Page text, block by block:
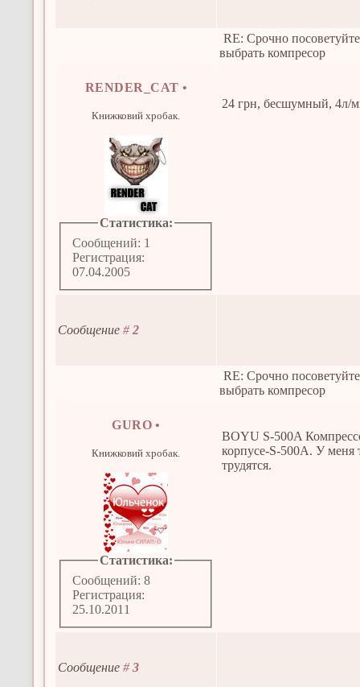
RE: Срочно
выбрать компресор
RENDER_CAT •
Книжковий хробак.
Статистика:
Сообщений: 1
Регистрация:
07.04.2005
24 грн, бесшумный, 4л/
Сообщение#2
RE: Срочно
выбрать компресор
GURO •
Книжковий хробак.
Статистика:
Сообщений: 8
Регистрация:
25.10.2011
BOYU S-500A
корпусе-S-500A. У меня
трудятся.
Сообщение#3